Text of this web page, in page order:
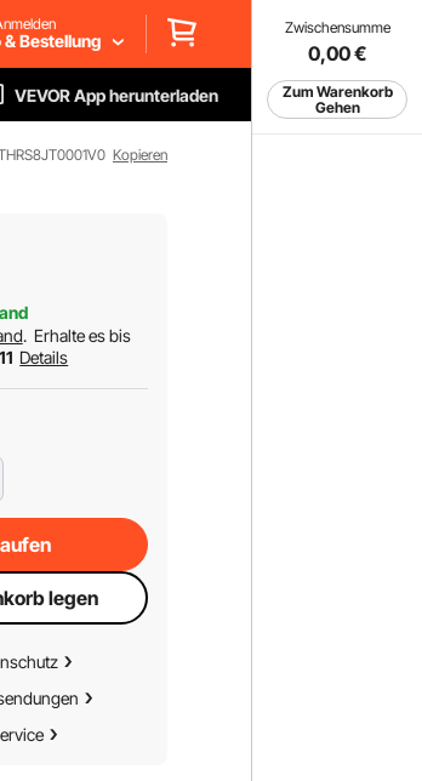
Zwischensumme
0,00€
Zum Warenkorb
Gehen
& Bestellung
VEVOR App herunterladen
Kopieren
. Erhalte es bis
Details
legen